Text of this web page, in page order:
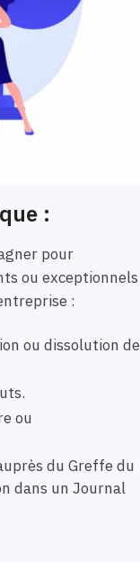
:
pour
ou exceptionnels
:
ou dissolution de
ou
du Greffe du
dans un Journal